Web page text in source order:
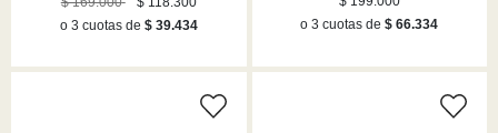
o 3 cuotas de $ 39.434
o 3 cuotas de$ 66.334